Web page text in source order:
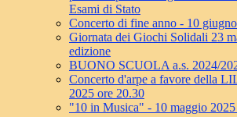
Esami di Stato
Concerto di fine anno - 10
Giornata dei Giochi Solidali 23
edizione
BUONO SCUOLA a.s. 2024/
Concerto d'arpe a favore della
2025 ore 20.30
"10 in Musica" - 10 maggio